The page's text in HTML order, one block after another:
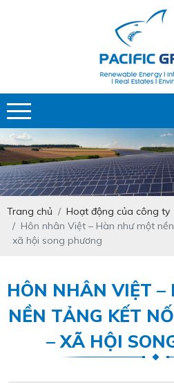
Trang chủ
Hoạt động của công ty
Hôn nhân Việt – Hàn như một
xã hội song phương
HÔN NHÂN VIỆT
NỀN TẢNG KẾT
– XÃ HỘI